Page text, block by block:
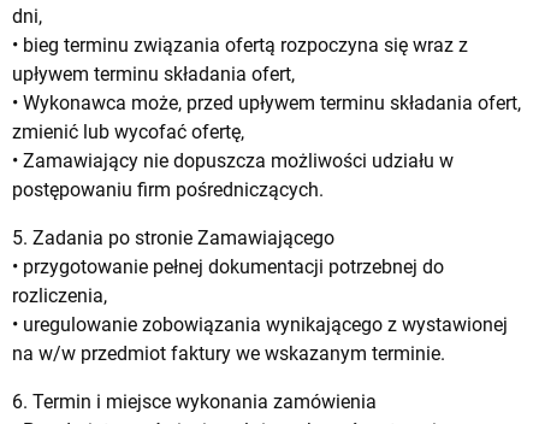
dni,
• bieg terminu związania ofertą rozpoczyna się wraz z
upływem terminu składania ofert,
• Wykonawca może, przed upływem terminu składania ofert,
zmienić lub wycofać ofertę,
• Zamawiający nie dopuszcza możliwości udziału w
postępowaniu firm pośredniczących.
5. Zadania po stronie Zamawiającego
• przygotowanie pełnej dokumentacji potrzebnej do
rozliczenia,
• uregulowanie zobowiązania wynikającego z wystawionej
na w/w przedmiot faktury we wskazanym terminie.
6. Termin i miejsce wykonania zamówienia